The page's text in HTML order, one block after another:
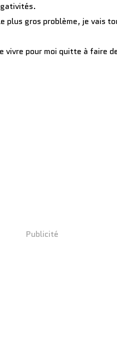
plus gros problème, je vais
vivre pour moi quitte à faire
Publicité